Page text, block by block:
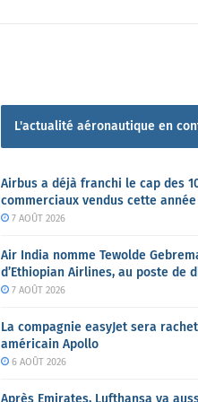
L'actualité aéronautique en
Airbus a déjà franchi le cap des
commerciaux vendus cette année
7 AOÛT 2026
Air India nomme Tewolde
d’Ethiopian Airlines, au poste de
7 AOÛT 2026
La compagnie easyJet sera
américain Apollo
6 AOÛT 2026
Après Emirates, Lufthansa va